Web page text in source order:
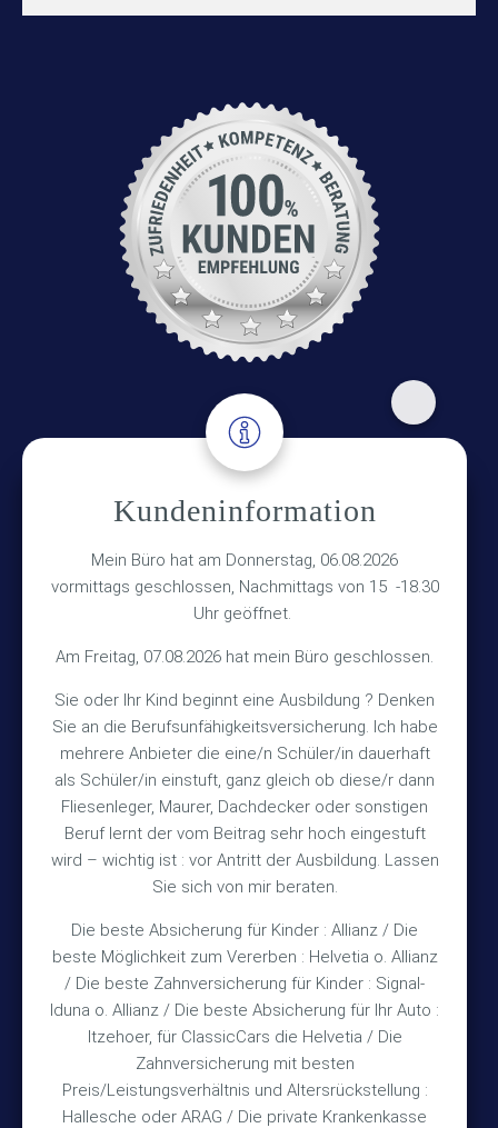
Kundeninformation
Mein Büro hat am Donnerstag, 06.08.2026
vormittags geschlossen, Nachmittags von 15 -18.30
Uhr geöffnet.
Am Freitag, 07.08.2026 hat mein Büro geschlossen.
Sie oder Ihr Kind beginnt eine Ausbildung ? Denken
Sie an die Berufsunfähigkeitsversicherung. Ich habe
mehrere Anbieter die eine/n Schüler/in dauerhaft
als Schüler/in einstuft, ganz gleich ob diese/r dann
Fliesenleger, Maurer, Dachdecker oder sonstigen
Beruf lernt der vom Beitrag sehr hoch eingestuft
wird – wichtig ist : vor Antritt der Ausbildung. Lassen
Sie sich von mir beraten.
Die beste Absicherung für Kinder : Allianz / Die
beste Möglichkeit zum Vererben : Helvetia o. Allianz
/ Die beste Zahnversicherung für Kinder : Signal-
Iduna o. Allianz / Die beste Absicherung für Ihr Auto :
Itzehoer, für ClassicCars die Helvetia / Die
Zahnversicherung mit besten
Preis/Leistungsverhältnis und Altersrückstellung :
Hallesche oder ARAG / Die private Krankenkasse
Adresse
Versicherungsmakler Haberkamp GmbH
Hinterkampstr.1a
30890 Barsinghausen
Kontakt
TEL +49 (5105) 1811
FAX +49 (5105) 2720
MAIL vmh1a@web.de
Bürozeiten
Mo – Fr 10:15 – 12:00 Uhr
und nach Vereinbarung
Rechtliches